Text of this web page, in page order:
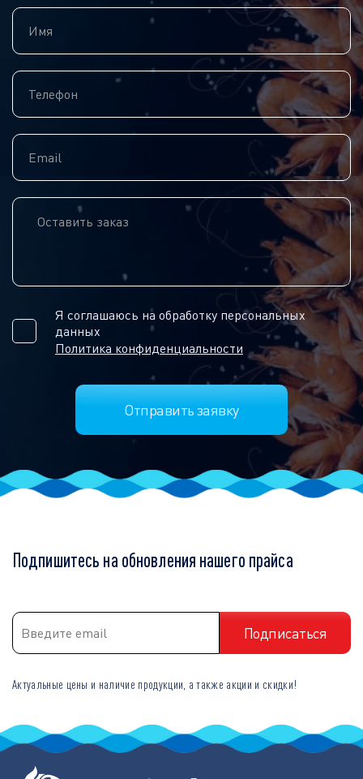
Я соглашаюсь на обработку персональных
данных
Политика конфиденциальности
Подпишитесь на обновления нашего прайса
Актуальные цены и наличие продукции, а также акции и скидки!